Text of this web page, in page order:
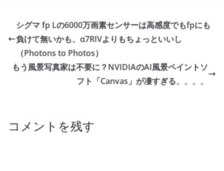
シグマ fp Lの6000万画素センサーは高感度でもfpにも
負けて無いかも、α7RIVよりもちょっといいし
（Photons to Photos）
もう風景写真家は不要に？NVIDIAのAI風景ペイントソ
フト「Canvas」が凄すぎる、、、、
コメントを残す